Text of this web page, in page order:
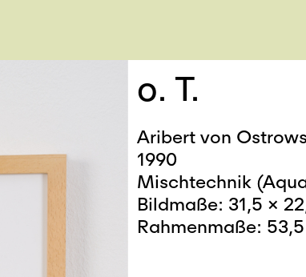
o. T.
Aribert von
1990
Mischtechnik
Bildmaße: 31,5 x
Rahmenmaße: